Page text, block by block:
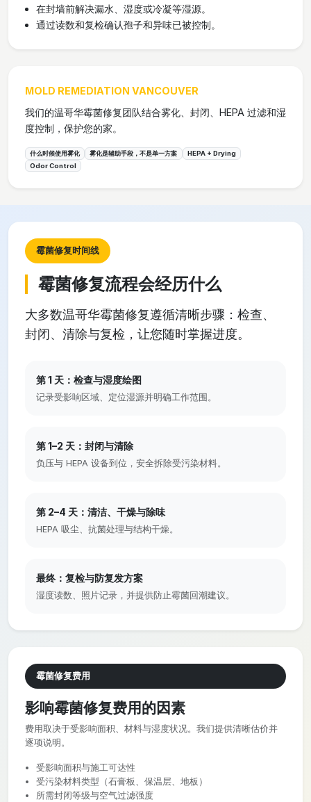
在封墙前解决漏水、湿度或冷凝等湿源。
通过读数和复检确认孢子和异味已被控制。
MOLD REMEDIATION VANCOUVER
我们的温哥华霉菌修复团队结合雾化、封闭、HEPA 过滤和湿
度控制，保护您的家。
什么时候使用雾化 雾化是辅助手段，不是单一方案
HEPA + Drying
Odor Control
霉菌修复时间线
霉菌修复流程会经历什么
大多数温哥华霉菌修复遵循清晰步骤：检查、
封闭、清除与复检，让您随时掌握进度。
第 1 天：检查与湿度绘图
记录受影响区域、定位湿源并明确工作范围。
第 1–2 天：封闭与清除
负压与 HEPA 设备到位，安全拆除受污染材料。
第 2–4 天：清洁、干燥与除味
HEPA 吸尘、抗菌处理与结构干燥。
最终：复检与防复发方案
湿度读数、照片记录，并提供防止霉菌回潮建议。
霉菌修复费用
影响霉菌修复费用的因素
费用取决于受影响面积、材料与湿度状况。我们提供清晰估价并
逐项说明。
受影响面积与施工可达性
受污染材料类型（石膏板、保温层、地板）
所需封闭等级与空气过滤强度